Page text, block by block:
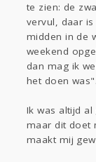
te zien: de
vervul, daar
midden in de
weekend
dan mag ik
het doen was".
Ik was altijd
maar dit doet
maakt mij